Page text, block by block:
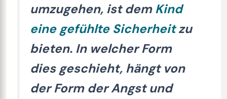
umzugehen, ist demKind
eine gefühlte Sicherheitzu
bieten. In welcher Form
dies geschieht, hängt von
der Form der Angst und